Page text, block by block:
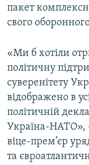
пакет
свого
«Ми б хотіли
політичну
суверенітету
відображено в
політичній
Україна-НАТО»,
віце-прем’єр
та